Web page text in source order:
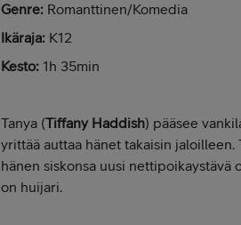
Genre: Romanttinen/Komedia
Ikäraja: K12
Kesto: 1h 35min
Tanya (Tiffany Haddish) pääsee
yrittää auttaa hänet takaisin
hänen siskonsa uusi nettipoikaystävä
on huijari.